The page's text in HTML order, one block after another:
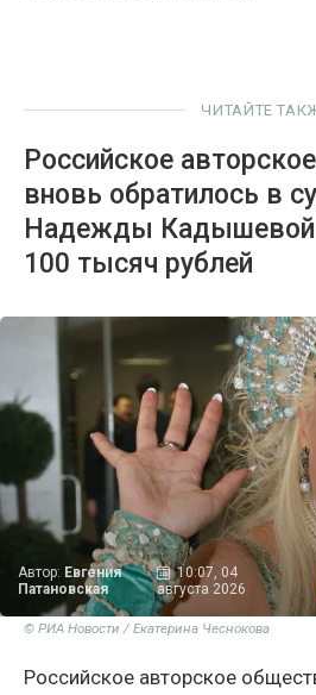
ЧИТАЙТЕ
Российское
вновь обратилось в
Надежды Кадышевой
100 тысяч рублей
Автор: Евгения
Патановская
10:07, 04
августа 2026
© РИА Новости / Екатерина Чеснокова
Российское авторское